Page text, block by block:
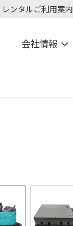
レンタルご利用案内
会社情報